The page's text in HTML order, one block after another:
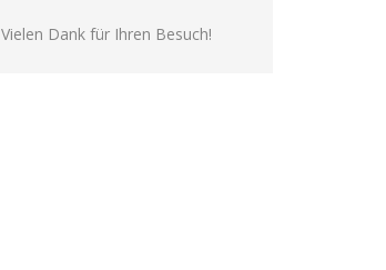
Vielen Dank für Ihren Besuch!